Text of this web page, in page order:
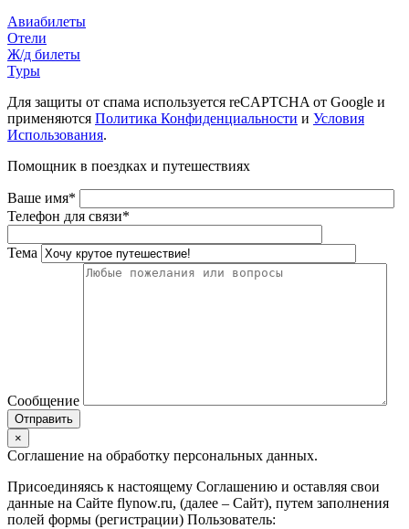
Авиабилеты
Отели
Ж/д билеты
Туры
Для защиты от спама используется reCAPTCHA от Google и
применяются Политика Конфиденциальности и Условия
Использования.
Помощник в поездках и путешествиях
Ваше имя*
Телефон для связи*
Тема
Сообщение
×
Соглашение на обработку персональных данных.
Присоединяясь к настоящему Соглашению и оставляя свои
данные на Сайте flynow.ru, (далее – Сайт), путем заполнения
полей формы (регистрации) Пользователь: